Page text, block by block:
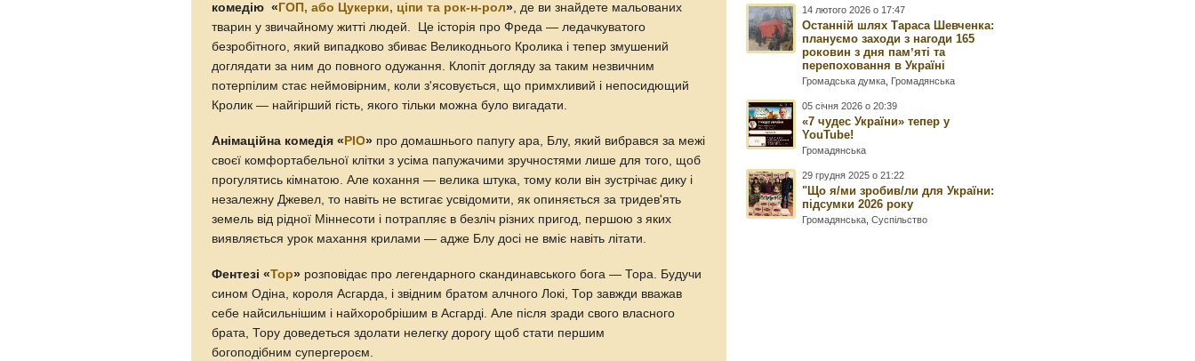
комедію « ГОП, або Цукерки, ціпи та рок-н-рол», де ви знайдете мальованих
тварин у звичайному житті людей. Це історія про Фреда — ледачкуватого
безробітного, який випадково збиває Великоднього Кролика і тепер змушений
доглядати за ним до повного одужання. Клопіт догляду за таким незвичним
потерпілим стає неймовірним, коли з'ясовується, що примхливий і непосидющий
Кролик — найгірший гість, якого тільки можна було вигадати.
Анімаційна комедія « РІО» про домашнього папугу ара, Блу, який вибрався за межі
своєї комфортабельної клітки з усіма папужачими зручностями лише для того, щоб
прогулятись кімнатою. Але кохання — велика штука, тому коли він зустрічає дику і
незалежну Джевел, то навіть не встигає усвідомити, як опиняється за тридев'ять
земель від рідної Міннесоти і потрапляє в безліч різних пригод, першою з яких
виявляється урок махання крилами — адже Блу досі не вміє навіть літати.
Фентезі «Тор» розповідає про легендарного скандинавського бога — Тора. Будучи
сином Одіна, короля Асгарда, і звідним братом алчного Локі, Тор завжди вважав
себе найсильнішим і найхоробрішим в Асгарді. Але після зради свого власного
брата, Тору доведеться здолати нелегку дорогу щоб стати першим
богоподібним супергероєм.
14 лютого 2026 о 17:47
Останній шлях Тараса Шевченка:
плануємо заходи з нагоди 165
роковин з дня памʼяті та
перепоховання в Україні
Громадська думка Громадянська
05 січня 2026 о 20:39
«7 чудес України» тепер у
YouTube!
Громадянська
29 грудня 2025 о 21:22
"Що я/ми зробив/ли для України:
підсумки 2026 року
Громадянська ,Суспільство